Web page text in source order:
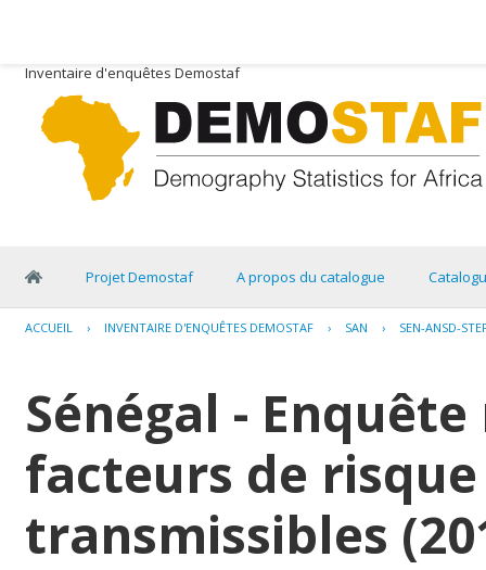
Inventaire d'enquêtes Demostaf
Projet Demostaf A propos du catalogue
ACCUEIL › INVENTAIRE D'ENQUÊTES DEMOSTAF › SAN › SEN-ANSD-
Sénégal -
facteurs de
transmissibles